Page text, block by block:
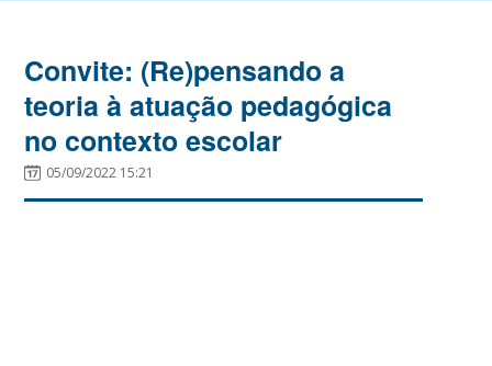
Convite: (Re)pensando a
teoria à atuação pedagógica
no contexto escolar
05/09/2022 15:21